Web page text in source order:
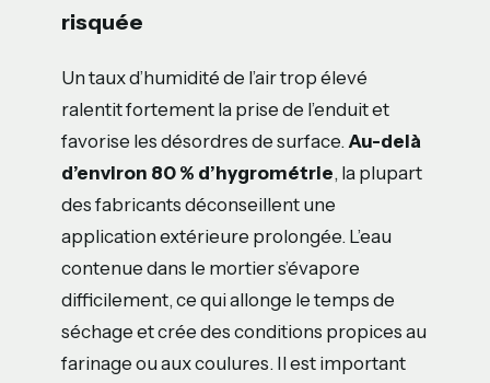
risquée
Un taux d’humidité de l’air trop élevé
ralentit fortement la prise de l’enduit et
favorise les désordres de surface.Au-delà
d’environ 80 % d’hygrométrie, la plupart
des fabricants déconseillent une
application extérieure prolongée. L’eau
contenue dans le mortier s’évapore
difficilement, ce qui allonge le temps de
séchage et crée des conditions propices au
farinage ou aux coulures. Il est important